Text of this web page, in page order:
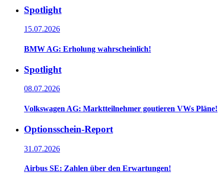
Spotlight
15.07.2026
BMW AG: Erholung wahrscheinlich!
Spotlight
08.07.2026
Volkswagen AG: Marktteilnehmer goutieren VWs Pläne!
Optionsschein-Report
31.07.2026
Airbus SE: Zahlen über den Erwartungen!